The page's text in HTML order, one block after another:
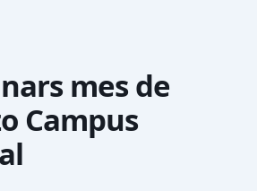
mes de
Campus